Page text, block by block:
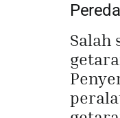
Salah